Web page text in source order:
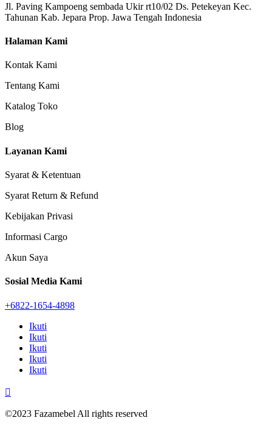
Jl. Paving Kampoeng sembada Ukir rt10/02 Ds. Petekeyan Kec.
Tahunan Kab. Jepara Prop. Jawa Tengah Indonesia
Halaman Kami
Kontak Kami
Tentang Kami
Katalog Toko
Blog
Layanan Kami
Syarat & Ketentuan
Syarat Return & Refund
Kebijakan Privasi
Informasi Cargo
Akun Saya
Sosial Media Kami
+6822-1654-4898
Ikuti
Ikuti
Ikuti
Ikuti
Ikuti

©2023 Fazamebel All rights reserved